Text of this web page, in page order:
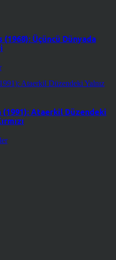
(1968): Üçüncü Dünyada
(1991): Ataerkil Düzendeki